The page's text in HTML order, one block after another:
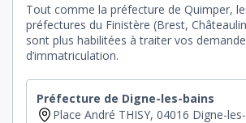
Tout comme la préfecture de Quimper,
préfectures du Finistère (Brest,
sont plus habilitées à traiter vos
d’immatriculation.
Préfecture de Digne-les-bains
Place André THISY, 04016 Digne-